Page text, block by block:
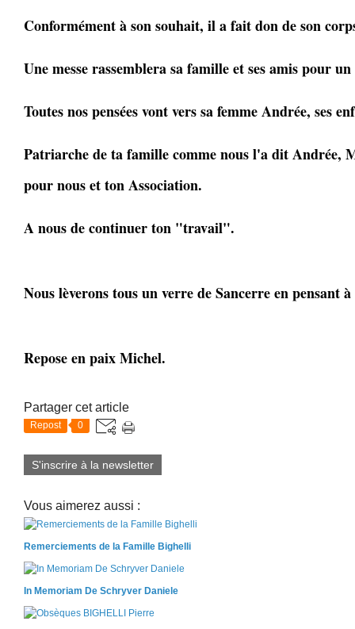
Conformément à son souhait, il a fait don de son
Une messe rassemblera sa famille et ses amis pour
Toutes nos pensées vont vers sa femme Andrée, ses
Patriarche de ta famille comme nous l'a dit Andrée,
pour nous et ton Association.
A nous de continuer ton "travail".
Nous lèverons tous un verre de Sancerre en pensant
Repose en paix Michel.
Partager cet article
Repost 0
S'inscrire à la newsletter
Vous aimerez aussi :
Remerciements de la Famille Bighelli
In Memoriam De Schryver Daniele